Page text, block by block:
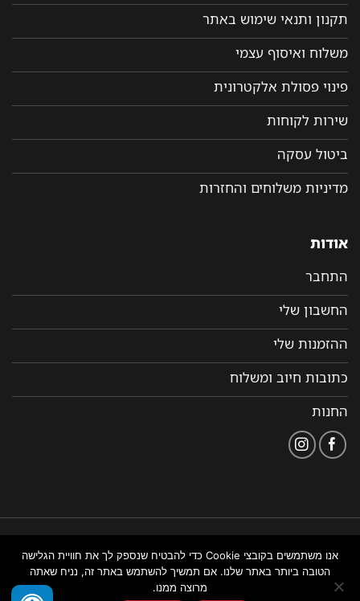
תקנון ותנאי שימוש באתר
משלוח ואיסוף עצמי
פינוי פסולת אלקטרונית
שירות לקוחות
ביטול עסקה
מדיניות משלוחים והחזרות
אודות
התחבר
החשבון שלי
ההזמנות שלי
כתובות חיוב ומשלוח
החנות
נגישות
באתר
ניהול אתרים
אנו משתמשים בקובצי Cookie כדי להבטיח שנספק לך את חוויית הגלישה
הטובה ביותר באתר שלנו. אם תמשיך להשתמש באתר זה, נניח שאתה
מרוצה ממנו.
צור איתנו קשר